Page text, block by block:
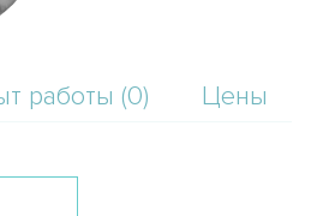
работы (0) Цены